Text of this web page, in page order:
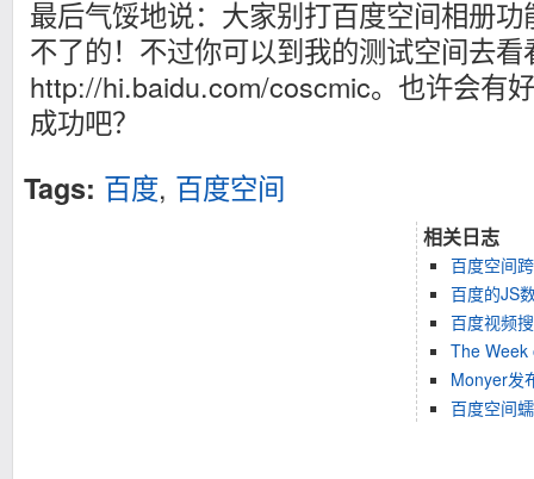
最后气馁地说：大家别打百度空间相册
不了的！不过你可以到我的测试空间去看
http://hi.baidu.com/coscmic。也许会有
成功吧？
Tags: 百度, 百度空间
相关日志
百度空间
百度的JS
百度视频
The Week
Monyer发
百度空间